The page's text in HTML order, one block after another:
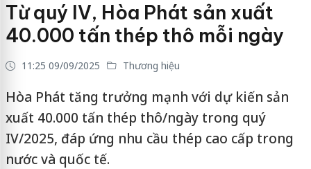
Từ quý IV, Hòa Phát sản xuất
40.000 tấn thép thô mỗi ngày
11:25 09/09/2025 Thương hiệu
Hòa Phát tăng trưởng mạnh với dự kiến sản
xuất 40.000 tấn thép thô/ngày trong quý
IV/2025, đáp ứng nhu cầu thép cao cấp trong
nước và quốc tế.